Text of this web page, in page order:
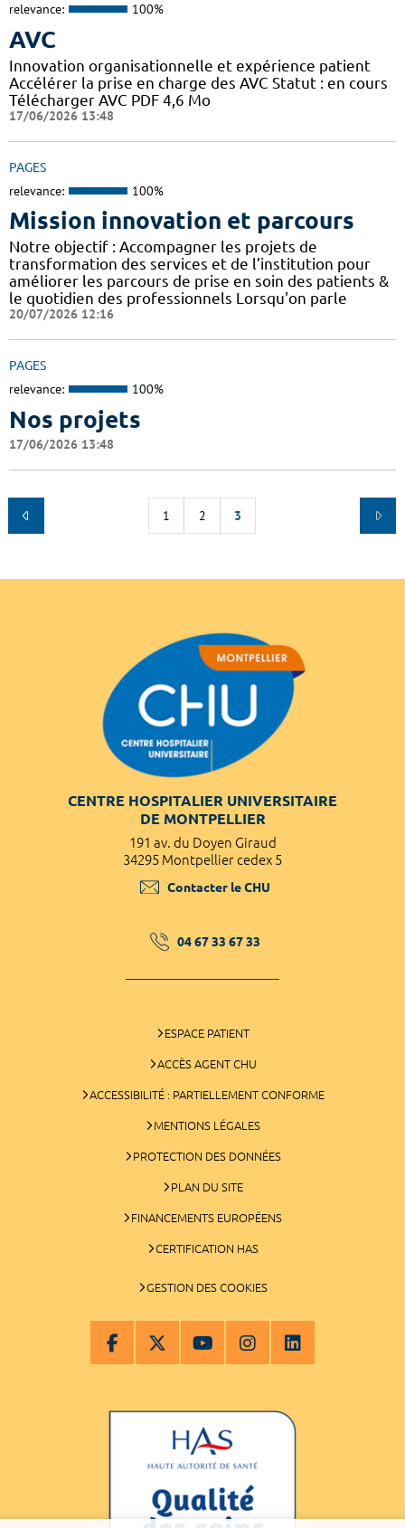
relevance: 100%
AVC
Innovation organisationnelle et expérience patient
Accélérer la prise en charge des AVC Statut : en cours
Télécharger AVC PDF 4,6 Mo
17/06/2026 13:48
PAGES
relevance: 100%
Mission innovation et parcours
Notre objectif : Accompagner les projets de
transformation des services et de l’institution pour
améliorer les parcours de prise en soin des patients &
le quotidien des professionnels Lorsqu'on parle
20/07/2026 12:16
PAGES
relevance: 100%
Nos projets
17/06/2026 13:48
1 2 3
CENTRE HOSPITALIER UNIVERSITAIRE
DE MONTPELLIER
191 av. du Doyen Giraud
34295 Montpellier cedex 5
Contacter le CHU
04 67 33 67 33
ESPACE PATIENT
ACCÈS AGENT CHU
ACCESSIBILITÉ : PARTIELLEMENT CONFORME
MENTIONS LÉGALES
PROTECTION DES DONNÉES
PLAN DU SITE
FINANCEMENTS EUROPÉENS
CERTIFICATION HAS
GESTION DES COOKIES